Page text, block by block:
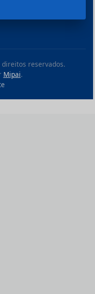
direitos reservados.
Mipai.